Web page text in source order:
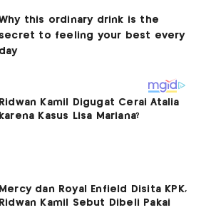
Ridwan Kamil Digugat Cerai Atalia
karena Kasus Lisa Mariana?
Mercy dan Royal Enfield Disita KPK,
Ridwan Kamil Sebut Dibeli Pakai